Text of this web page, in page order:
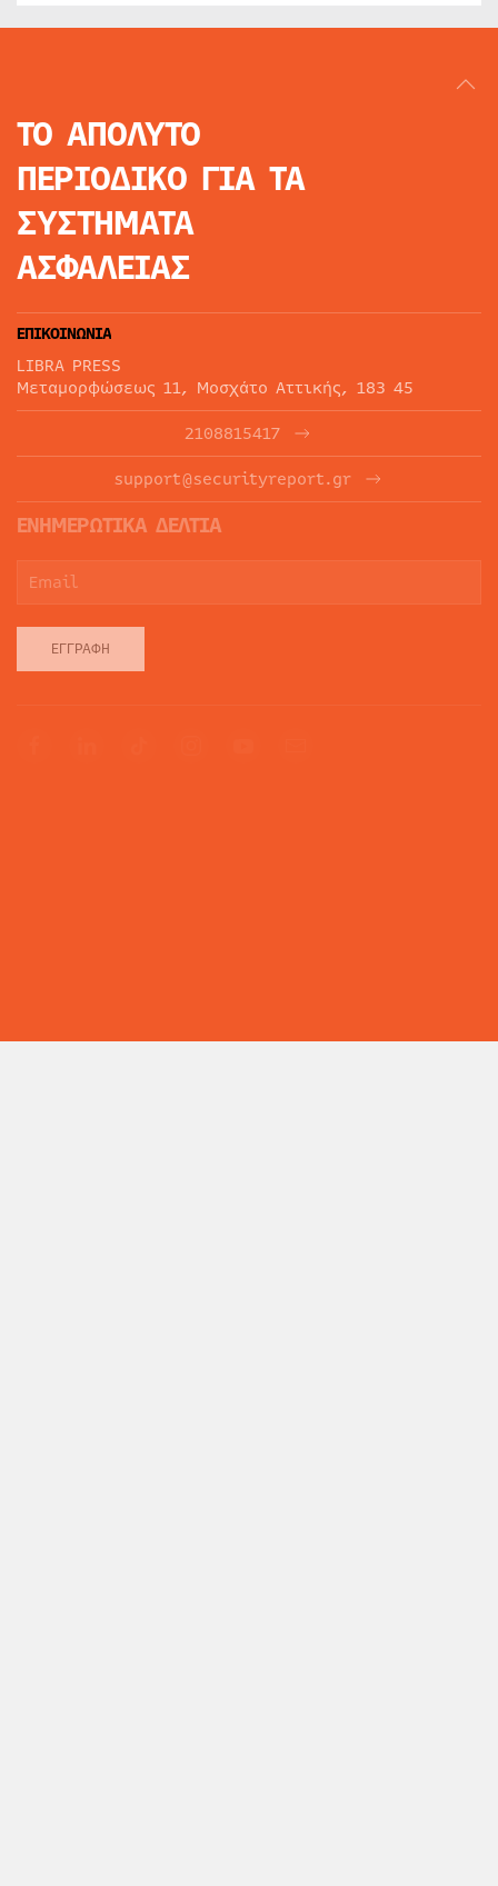
ΤΟ ΑΠΟΛΥΤΟ
ΠΕΡΙΟΔΙΚΟ ΓΙΑ ΤΑ
ΣΥΣΤΗΜΑΤΑ
ΑΣΦΑΛΕΙΑΣ
ΕΠΙΚΟΙΝΩΝΙΑ
LIBRA PRESS
Μεταμορφώσεως 11, Μοσχάτο Αττικής, 183 45
2108815417
support@securityreport.gr
ΕΝΗΜΕΡΩΤΙΚΑ ΔΕΛΤΙΑ
ΕΓΓΡΑΦΉ